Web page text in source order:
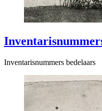
Inventarisnummers bedelaars